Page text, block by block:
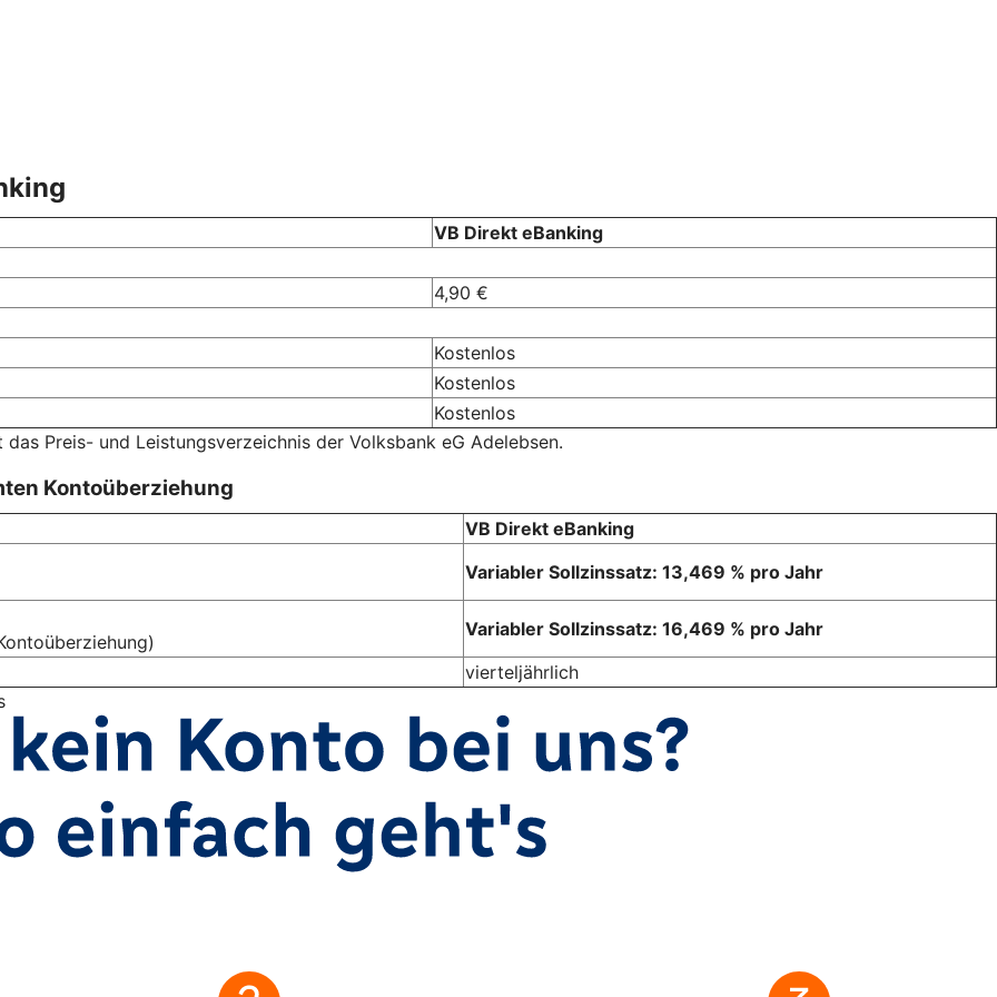
VB Direkt eBanking
4,90 €
Kostenlos
Kostenlos
Kostenlos
Preis- und Leistungsverzeichnis der Volksbank eG Adelebsen.
Kontoüberziehung
VB Direkt eBanking
Variabler Sollzinssatz: 13,469 % pro Jahr
Variabler Sollzinssatz: 16,469 % pro Jahr
vierteljährlich